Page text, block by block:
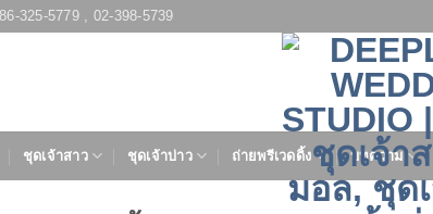
325-5779 , 02-398-5739
ชุดเจ้าสาว ชุดเจ้าบ่าว ถ่ายพรีเวดดิ้ง บทความ